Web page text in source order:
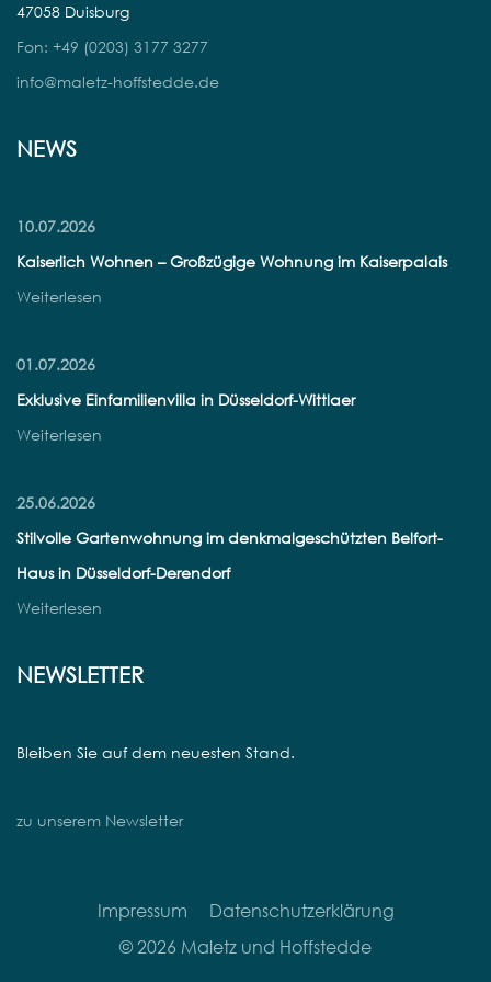
47058 Duisburg
Fon: +49 (0203) 3177 3277
info@maletz-hoffstedde.de
NEWS
10.07.2026
Kaiserlich Wohnen – Großzügige Wohnung im Kaiserpalais
Weiterlesen
01.07.2026
Exklusive Einfamilienvilla in Düsseldorf-Wittlaer
Weiterlesen
25.06.2026
Stilvolle Gartenwohnung im denkmalgeschützten Belfort-
Haus in Düsseldorf-Derendorf
Weiterlesen
NEWSLETTER
Bleiben Sie auf dem neuesten Stand.
zu unserem Newsletter
Impressum
Datenschutzerklärung
© 2026 Maletz und Hoffstedde